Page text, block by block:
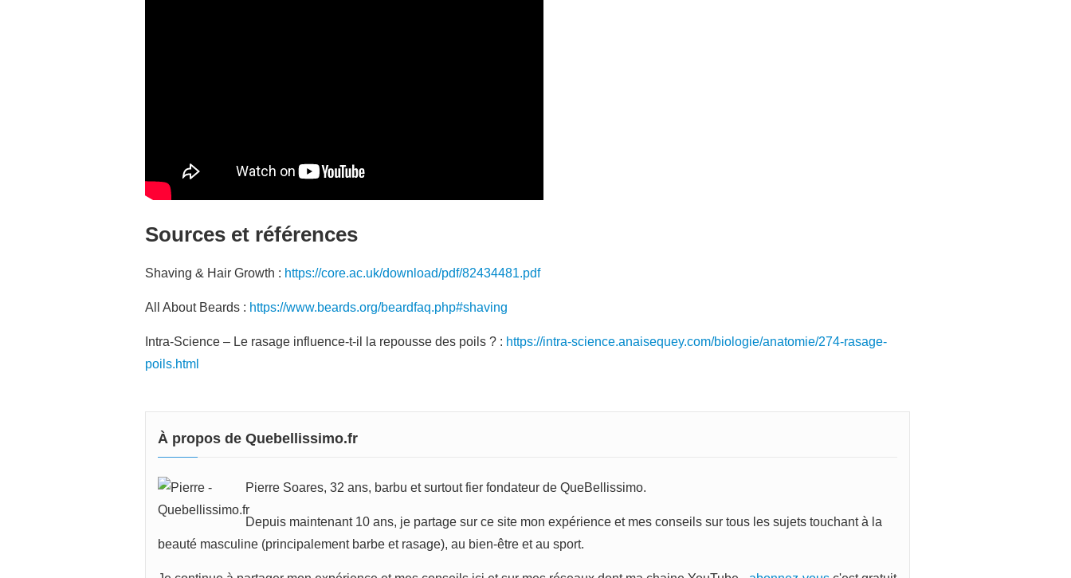
Sources et références
Shaving & Hair Growth : https://core.ac.uk/download/pdf/82434481.pdf
All About Beards : https://www.beards.org/beardfaq.php#shaving
Intra-Science – Le rasage influence-t-il la repousse des poils ? : https://intra-science.anaisequey.com/biologie/anatomie/274-rasage-
poils.html
À propos de Quebellissimo.fr
Pierre Soares, 32 ans, barbu et surtout fier fondateur de QueBellissimo.
Depuis maintenant 10 ans, je partage sur ce site mon expérience et mes conseils sur tous les sujets touchant à la
beauté masculine (principalement barbe et rasage), au bien-être et au sport.